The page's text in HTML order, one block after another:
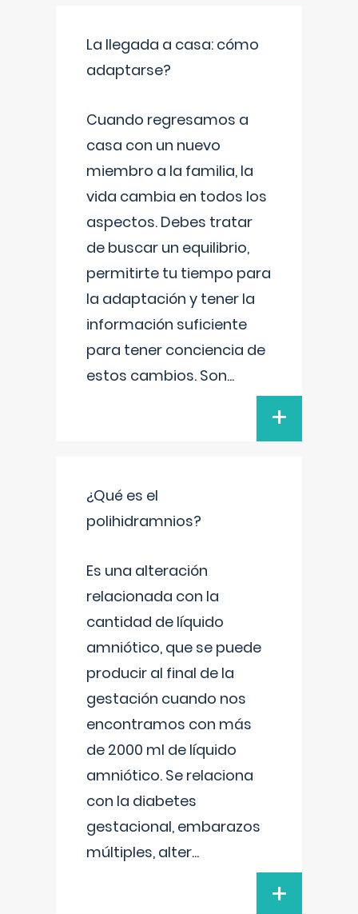
La llegada a casa: cómo
adaptarse?
Cuando regresamos a
casa con un nuevo
miembro a la familia, la
vida cambia en todos los
aspectos. Debes tratar
de buscar un equilibrio,
permitirte tu tiempo para
la adaptación y tener la
información suficiente
para tener conciencia de
estos cambios. Son...
+
¿Qué es el
polihidramnios?
Es una alteración
relacionada con la
cantidad de líquido
amniótico, que se puede
producir al final de la
gestación cuando nos
encontramos con más
de 2000 ml de líquido
amniótico. Se relaciona
con la diabetes
gestacional, embarazos
múltiples, alter...
+